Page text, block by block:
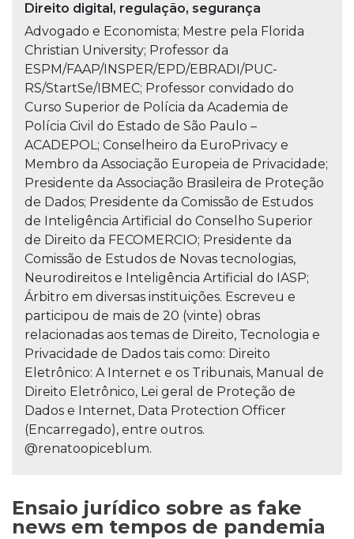
Direito digital, regulação, segurança
Advogado e Economista; Mestre pela Florida
Christian University; Professor da
ESPM/FAAP/INSPER/EPD/EBRADI/PUC-
RS/StartSe/IBMEC; Professor convidado do
Curso Superior de Polícia da Academia de
Polícia Civil do Estado de São Paulo –
ACADEPOL; Conselheiro da EuroPrivacy e
Membro da Associação Europeia de Privacidade;
Presidente da Associação Brasileira de Proteção
de Dados; Presidente da Comissão de Estudos
de Inteligência Artificial do Conselho Superior
de Direito da FECOMERCIO; Presidente da
Comissão de Estudos de Novas tecnologias,
Neurodireitos e Inteligência Artificial do IASP;
Árbitro em diversas instituições. Escreveu e
participou de mais de 20 (vinte) obras
relacionadas aos temas de Direito, Tecnologia e
Privacidade de Dados tais como: Direito
Eletrônico: A Internet e os Tribunais, Manual de
Direito Eletrônico, Lei geral de Proteção de
Dados e Internet, Data Protection Officer
(Encarregado), entre outros.
@renatoopiceblum.
Ensaio jurídico sobre as fake
news em tempos de pandemia